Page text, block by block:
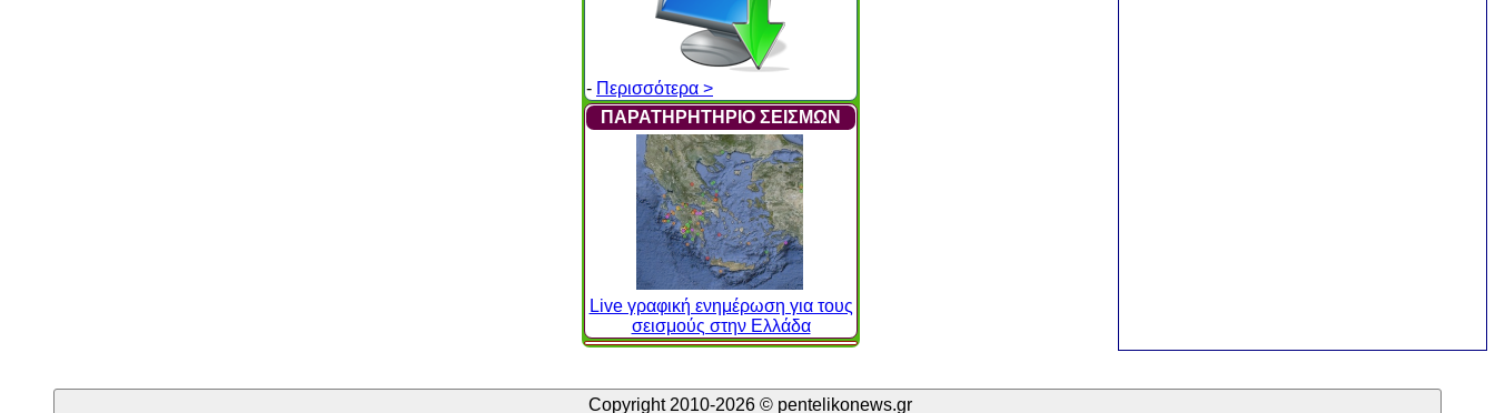
- Περισσότερα >
ΠΑΡΑΤΗΡΗΤΗΡΙΟ ΣΕΙΣΜΩΝ
Live γραφική ενημέρωση για τους
σεισμούς στην Ελλάδα
Copyright 2010-2026 © pentelikonews.gr